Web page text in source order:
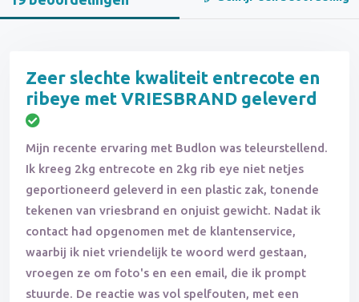
Zeer slechte kwaliteit entrecote en
ribeye met VRIESBRAND geleverd
Mijn recente ervaring met Budlon was teleurstellend.
Ik kreeg 2kg entrecote en 2kg rib eye niet netjes
geportioneerd geleverd in een plastic zak, tonende
tekenen van vriesbrand en onjuist gewicht. Nadat ik
contact had opgenomen met de klantenservice,
waarbij ik niet vriendelijk te woord werd gestaan,
vroegen ze om foto's en een email, die ik prompt
stuurde. De reactie was vol spelfouten, met een